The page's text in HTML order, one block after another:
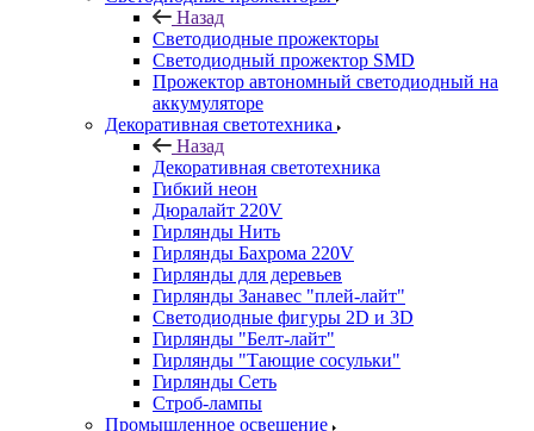
Назад
Светодиодные прожекторы
Светодиодный прожектор SMD
Прожектор автономный светодиодный на
аккумуляторе
Декоративная светотехника
Назад
Декоративная светотехника
Гибкий неон
Дюралайт 220V
Гирлянды Нить
Гирлянды Бахрома 220V
Гирлянды для деревьев
Гирлянды Занавес "плей-лайт"
Светодиодные фигуры 2D и 3D
Гирлянды "Белт-лайт"
Гирлянды "Тающие сосульки"
Гирлянды Сеть
Строб-лампы
Промышленное освещение